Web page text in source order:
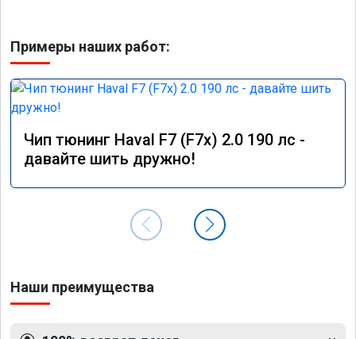
Примеры наших работ:
Чип тюнинг Haval F7 (F7x) 2.0 190 лс -
давайте шить дружно!
Наши преимущества